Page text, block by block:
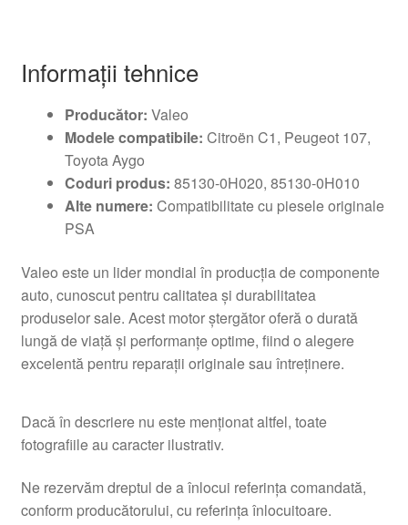
Informaţii tehnice
Producător: Valeo
Modele compatibile: Citroën C1, Peugeot 107,
Toyota Aygo
Coduri produs: 85130-0H020, 85130-0H010
Alte numere: Compatibilitate cu piesele originale
PSA
Valeo este un lider mondial în producţia de componente
auto, cunoscut pentru calitatea şi durabilitatea
produselor sale. Acest motor ştergător oferă o durată
lungă de viaţă şi performanţe optime, fiind o alegere
excelentă pentru reparaţii originale sau întreţinere.
Dacă în descriere nu este menționat altfel, toate
fotografiile au caracter ilustrativ.
Ne rezervăm dreptul de a înlocui referința comandată,
conform producătorului, cu referința înlocuitoare.